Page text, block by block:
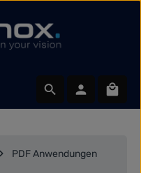
PDF Anwendungen